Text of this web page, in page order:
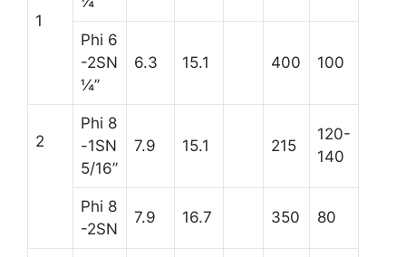
1
Phi 6
-2SN
¼’’
6.3 15.1 400 100
2
Phi 8
-1SN
5/16’’
7.9 15.1 215
120-
140
Phi 8
-2SN
7.9 16.7 350 80